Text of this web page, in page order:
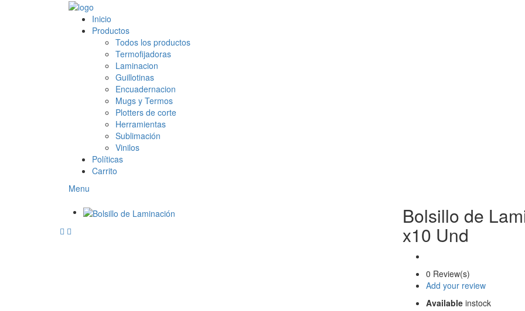
Inicio
Productos
Todos los productos
Termofijadoras
Laminacion
Guillotinas
Encuadernacion
Mugs y Termos
Plotters de corte
Herramientas
Sublimación
Vinilos
Políticas
Carrito
Menu
Bolsillo de
x10 Und
0 Review(s)
Add your review
Available instock